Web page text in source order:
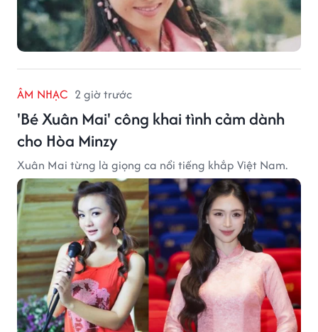
ÂM NHẠC 2 giờ trước
'Bé Xuân Mai' công khai tình cảm dành
cho Hòa Minzy
Xuân Mai từng là giọng ca nổi tiếng khắp Việt Nam.